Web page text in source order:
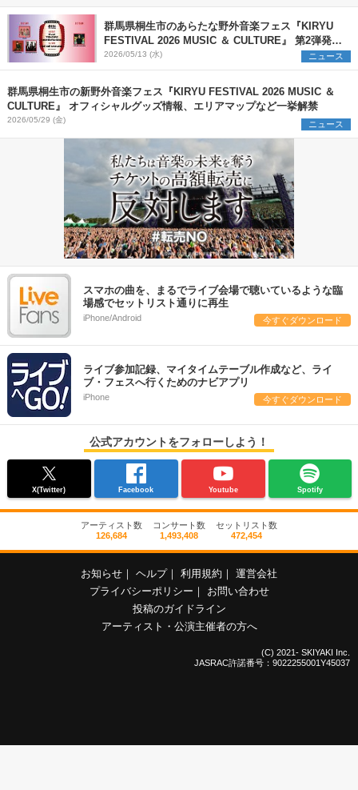
群馬県桐生市のあらたな野外音楽フェス『KIRYU
FESTIVAL 2026 MUSIC ＆ CULTURE』 第2弾発表
までの出演アーティスト日割りが明らかに
2026/05/13 (水) ニュース
群馬県桐生市の新野外音楽フェス『KIRYU FESTIVAL 2026 MUSIC ＆
CULTURE』 オフィシャルグッズ情報、エリアマップなど一挙解禁
2026/05/29 (金) ニュース
スマホの曲を、まるでライブ会場で聴いているような臨
場感でセットリスト通りに再生
iPhone/Android 今すぐダウンロード
ライブ参加記録、マイタイムテーブル作成など、ライ
ブ・フェスへ行くためのナビアプリ
iPhone 今すぐダウンロード
公式アカウントをフォローしよう！
X(Twitter) Facebook Youtube Spotify
アーティスト数
126,684
コンサート数
1,493,408
セットリスト数
472,454
お知らせ ヘルプ 利用規約
運営会社
プライバシーポリシー
お問い合わせ
投稿のガイドライン
アーティスト・公演主催者の方へ
(C) 2021- SKIYAKI Inc.
JASRAC許諾番号：9022255001Y45037